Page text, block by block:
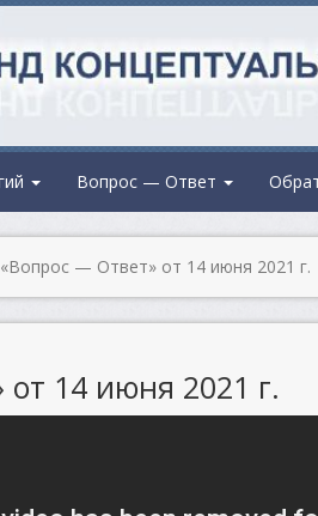
Вопрос — Ответ
«Вопрос — Ответ» от 14 июня 2021 г.
14 июня 2021 г.